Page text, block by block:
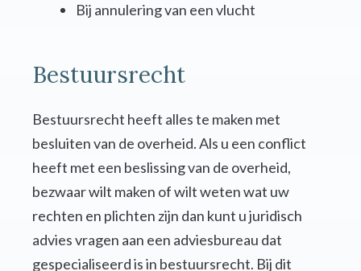
Bij annulering van een vlucht
Bestuursrecht
Bestuursrecht heeft alles te maken met
besluiten van de overheid. Als u een conflict
heeft met een beslissing van de overheid,
bezwaar wilt maken of wilt weten wat uw
rechten en plichten zijn dan kunt u juridisch
advies vragen aan een adviesbureau dat
gespecialiseerd is in bestuursrecht. Bij dit